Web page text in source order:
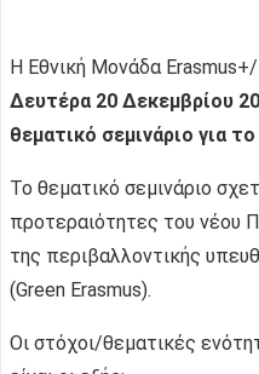
Η Εθνική Μονάδα
Δευτέρα 20 Δεκεμβρίου
θεματικό σεμινάριο για
Το θεματικό σεμινάριο
προτεραιότητες του νέου
της περιβαλλοντικής
(Green Erasmus).
Οι στόχοι/θεματικές